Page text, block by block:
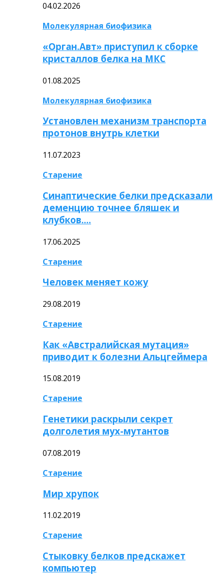
04.02.2026
Молекулярная биофизика
«Орган.Авт» приступил к сборке
кристаллов белка на МКС
01.08.2025
Молекулярная биофизика
Установлен механизм транспорта
протонов внутрь клетки
11.07.2023
Старение
Синаптические белки предсказали
деменцию точнее бляшек и
клубков….
17.06.2025
Старение
Человек меняет кожу
29.08.2019
Старение
Как «Австралийская мутация»
приводит к болезни Альцгеймера
15.08.2019
Старение
Генетики раскрыли секрет
долголетия мух-мутантов
07.08.2019
Старение
Мир хрупок
11.02.2019
Старение
Стыковку белков предскажет
компьютер